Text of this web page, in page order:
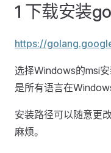
1 下载安装go
https://
选择Windows的msi
是所有语言在
安装路径可以随意更
麻烦。